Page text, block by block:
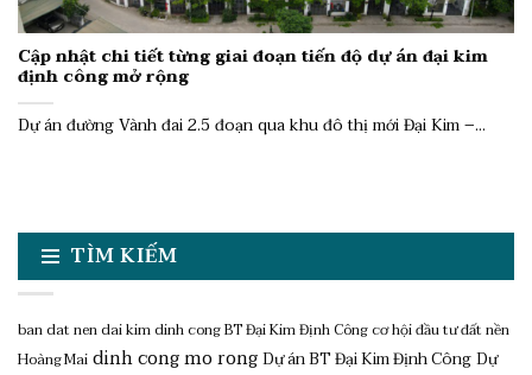
Cập nhật chi tiết từng giai đoạn tiến độ dự án đại kim
định công mở rộng
Dự án đường Vành đai 2.5 đoạn qua khu đô thị mới Đại Kim –...
TÌM KIẾM
ban dat nen dai kim dinh congBT Đại Kim Định Công cơ hội đầu tư đất nền
Hoàng Maidinh cong mo rongDự án BT Đại Kim Định CôngDự